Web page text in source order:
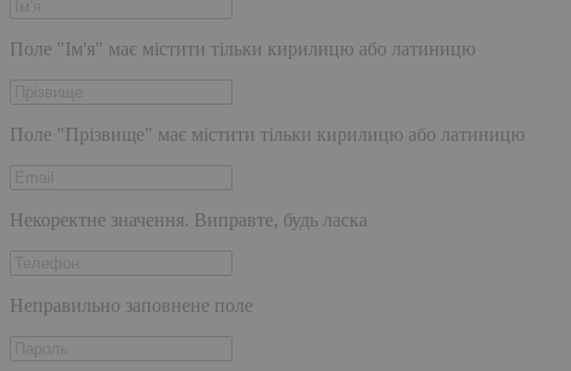
Поле "Ім'я" має містити тільки кирилицю або латиницю
Поле "Прізвище" має містити тільки кирилицю або латиницю
Некоректне значення. Виправте, будь ласка
Неправильно заповнене поле